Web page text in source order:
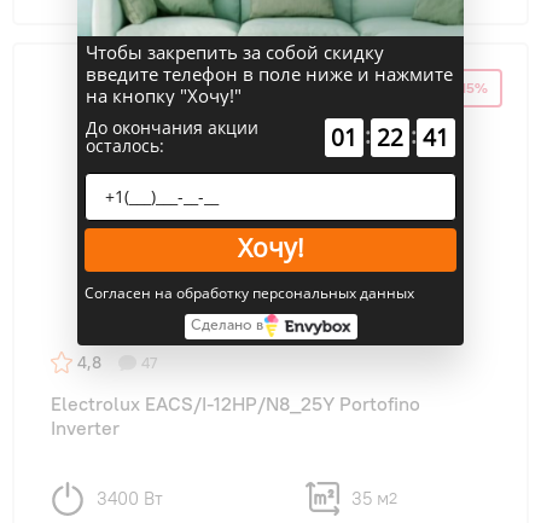
НОВИНКА ЭКОНОМИЯ ДО 15%
4,8 47
Electrolux EACS/I-12HP/N8_25Y Portofino
Inverter
3400 Вт 35 м2
Чтобы закрепить за собой скидку
введите телефон в поле ниже и нажмите
на кнопку "Хочу!"
До окончания акции
осталось: 01 : 22 : 40
Хочу!
Согласен на обработку персональных данных
Сделано в